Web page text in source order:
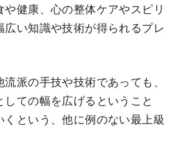
健康、心の整体ケアやスピリ
い知識や技術が得られるプレ
派の手技や技術であっても、
ての幅を広げるということ
という、他に例のない最上級